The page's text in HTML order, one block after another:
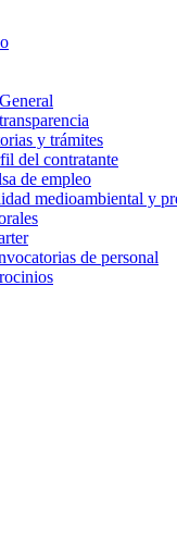
y trámites
del contratante
de empleo
medioambiental y
de personal